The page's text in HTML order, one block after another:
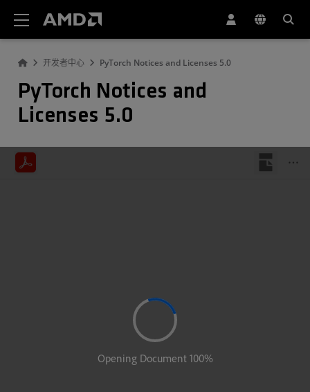
开发者中心 PyTorch Notices and Licenses 5.0
PyTorch Notices and
Licenses 5.0